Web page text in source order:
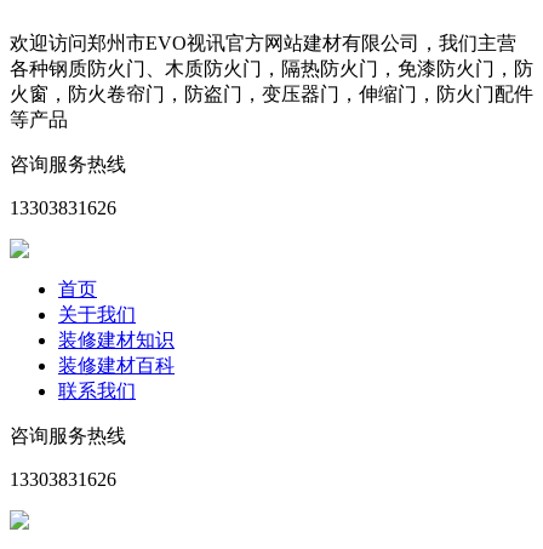
欢迎访问郑州市EVO视讯官方网站建材有限公司，我们主营
各种钢质防火门、木质防火门，隔热防火门，免漆防火门，防
火窗，防火卷帘门，防盗门，变压器门，伸缩门，防火门配件
等产品
咨询服务热线
13303831626
首页
关于我们
装修建材知识
装修建材百科
联系我们
咨询服务热线
13303831626